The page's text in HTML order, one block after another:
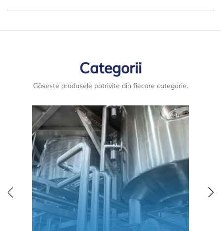
Categorii
Găsește produsele potrivite din fiecare categorie.